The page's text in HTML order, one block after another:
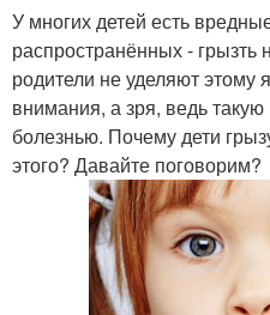
У многих детей есть
распространённых - грызть
родители не уделяют этому
внимания, а зря, ведь
болезнью. Почему дети
этого? Давайте поговорим?